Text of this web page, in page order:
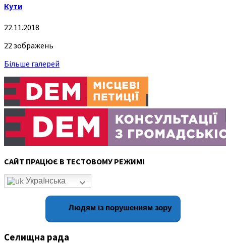
Кути
22.11.2018
22 зображень
Більше галерей
САЙТ ПРАЦЮЄ В ТЕСТОВОМУ РЕЖИМІ
Українська
Людям із порушенням зору
Селищна рада